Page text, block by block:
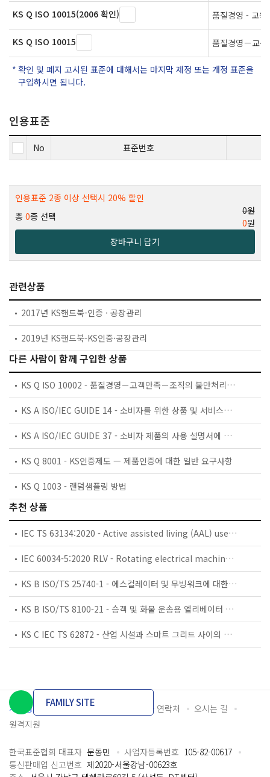
KS Q ISO 10015(2006 확인) 품질경영 - 교육
KS Q ISO 10015 품질경영－교
확인 및 폐지 고시된 표준에 대해서는 마지막 제정 또는 개정 표준을
구입하시면 됩니다.
인용표준
No 표준번호
인용표준 2종 이상 선택시 20% 할인
총 0종 선택
0원
0원
장바구니 담기
관련상품
2017년 KS핸드북-인증 · 공장관리
2019년 KS핸드북-KS인증·공장관리
다른 사람이 함께 구입한 상품
KS Q ISO 10002 - 품질경영－고객만족－조직의 불만처리에 대한 지침
KS A ISO/IEC GUIDE 14 - 소비자를 위한 상품 및 서비스의 구매 정보에 대한 지침
KS A ISO/IEC GUIDE 37 - 소비자 제품의 사용 설명서에 대한 지침
KS Q 8001 - KS인증제도 — 제품인증에 대한 일반 요구사항
KS Q 1003 - 랜덤샘플링 방법
추천 상품
IEC TS 63134:2020 - Active assisted living (AAL) use cases
IEC 60034-5:2020 RLV - Rotating electrical machines - Part 5: Degrees of protection provided by the integral design of rotating electrical machines (IP code) - Classification
KS B ISO/TS 25740-1 - 에스컬레이터 및 무빙워크에 대한 안전요건 — 제1부: 세계공통 필수 안전요건(GESRs)
KS B ISO/TS 8100-21 - 승객 및 화물 운송용 엘리베이터 —제21부: 세계공통 필수안전요건(GESRs)을 충족하는 세계공통 안전 파라미터(GSPs)
KS C IEC TS 62872 - 산업 시설과 스마트 그리드 사이의 산업 공정 측정, 제어 및 자동화 시스템 인터페이스
개인정보처리방침 이용약관 담당자 연락처
오시는 길
원격지원
FAMILY SITE
한국표준협회 대표자 문동민 사업자등록번호 105-82-00617
통신판매업 신고번호 제2020-서울강남-00623호